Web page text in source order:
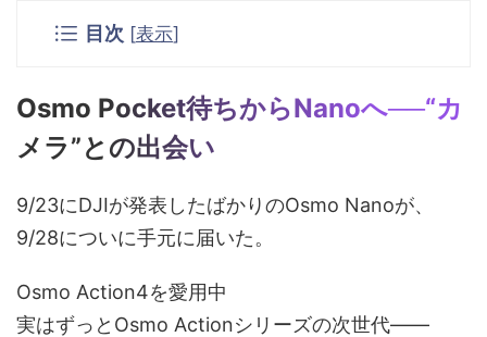
目次 [表示]
Osmo Pocket待ちからNanoへ──“カ
メラ”との出会い
9/23にDJIが発表したばかりのOsmo Nanoが、
9/28についに手元に届いた。
Osmo Action4を愛用中
実はずっとOsmo Actionシリーズの次世代——